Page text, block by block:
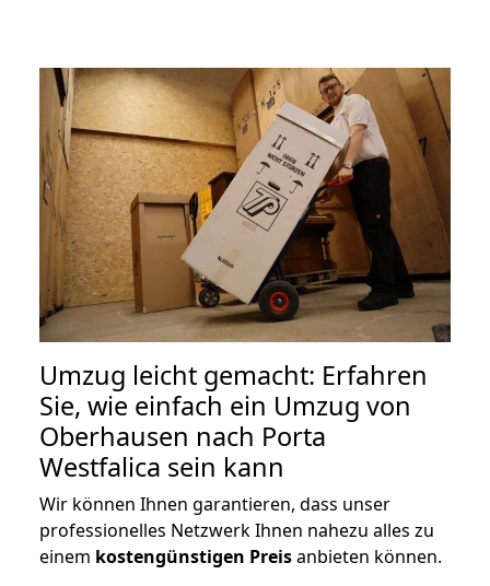
Umzug leicht gemacht: Erfahren
Sie, wie einfach ein Umzug von
Oberhausen nach Porta
Westfalica sein kann
Wir können Ihnen garantieren, dass unser
professionelles Netzwerk Ihnen nahezu alles zu
einem kostengünstigen Preisanbieten können.